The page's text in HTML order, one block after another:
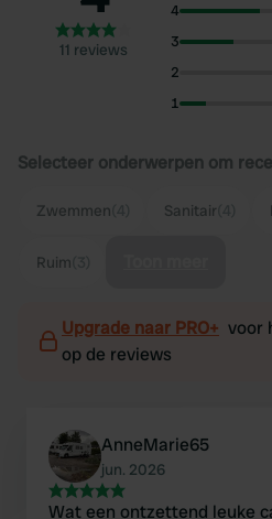
11 reviews
4
3
2
1
Selecteer onderwerpen om
Zwemmen Sanitair
Ruim
Upgrade naar PRO+ voor
op de reviews
AnneMarie65
jun. 2026
Wat een ontzettend leuke